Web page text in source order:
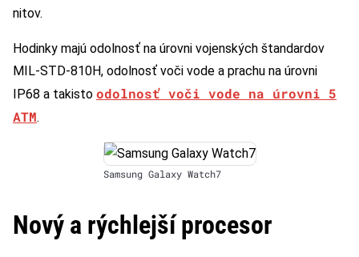
nitov.
Hodinky majú odolnosť na úrovni vojenských štandardov
MIL-STD-810H, odolnosť voči vode a prachu na úrovni
IP68 a takisto odolnosť voči vode na úrovni 5
ATM.
Samsung Galaxy Watch7
Nový a rýchlejší procesor